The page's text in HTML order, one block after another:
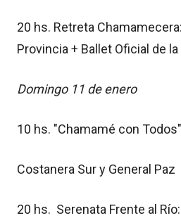
20 hs. Retreta
Provincia + Ballet Oficial de la
Domingo 11 de enero
10 hs. "Chamamé con
Costanera Sur y General Paz
20 hs. Serenata Frente al